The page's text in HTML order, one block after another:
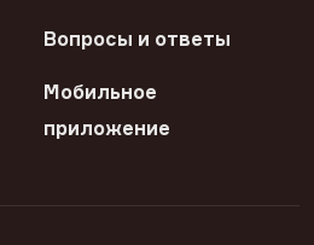
Вопросы и ответы
Мобильное
приложение